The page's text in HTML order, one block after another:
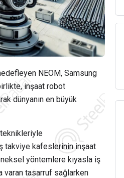
NEOM, Samsung
inşaat robot
dünyanın en büyük
takviye kafeslerinin inşaat
yöntemlere kıyasla iş
varan tasarruf sağlarken